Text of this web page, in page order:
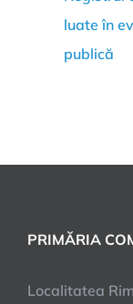
luate în
publică
PRIMĂRIA
Localitatea